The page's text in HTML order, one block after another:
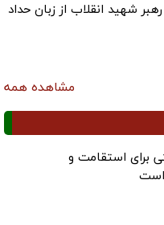
شهید انقلاب از زبان حداد
مشاهده همه
برای استقامت و
است